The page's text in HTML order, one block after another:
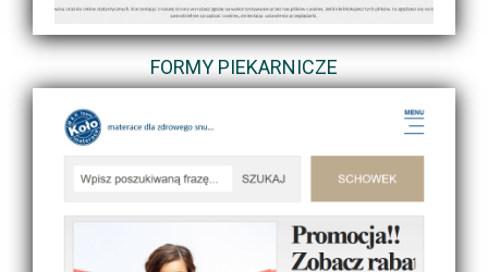
FORMY PIEKARNICZE